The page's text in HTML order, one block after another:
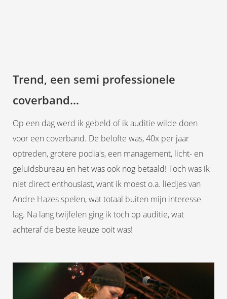
Trend, een semi professionele
coverband...
Op een dag werd ik gebeld of ik auditie wilde doen
voor een coverband. De belofte was, 40x per jaar
optreden, grotere podia's, een management, licht- en
geluidsbureau en het was ook nog betaald! Toch was ik
niet direct enthousiast, want ik moest o.a. liedjes van
Andre Hazes spelen, wat totaal buiten mijn interesse
lag. Na lang twijfelen ging ik toch op auditie, wat
achteraf de beste keuze ooit was!